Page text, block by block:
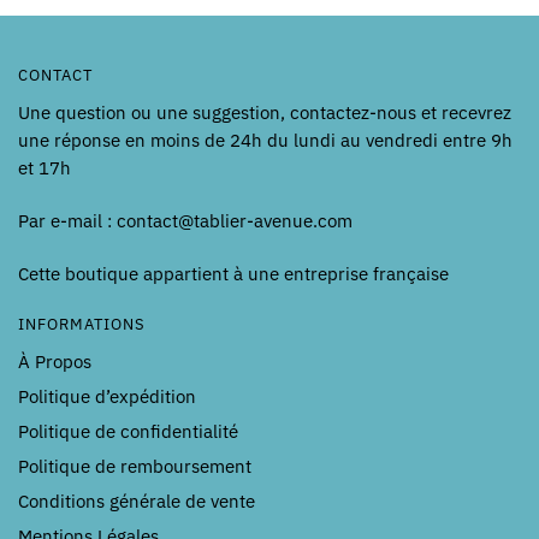
CONTACT
Une question ou une suggestion, contactez-nous et recevrez
une réponse en moins de 24h du lundi au vendredi entre 9h
et 17h
Par e-mail : contact@tablier-avenue.com
Cette boutique appartient à une entreprise française
INFORMATIONS
À Propos
Politique d’expédition
Politique de confidentialité
Politique de remboursement
Conditions générale de vente